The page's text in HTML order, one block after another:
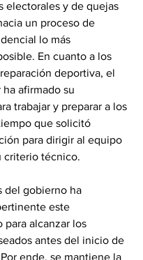
electorales y de quejas
un proceso de
lo más
En cuanto a los
deportiva, el
afirmado su
trabajar y preparar a los
que solicitó
para dirigir al equipo
criterio técnico.
del gobierno ha
este
para alcanzar los
antes del inicio de
ende, se mantiene la